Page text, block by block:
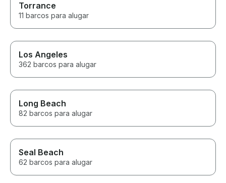
Torrance
11 barcos para alugar
Los Angeles
362 barcos para alugar
Long Beach
82 barcos para alugar
Seal Beach
62 barcos para alugar